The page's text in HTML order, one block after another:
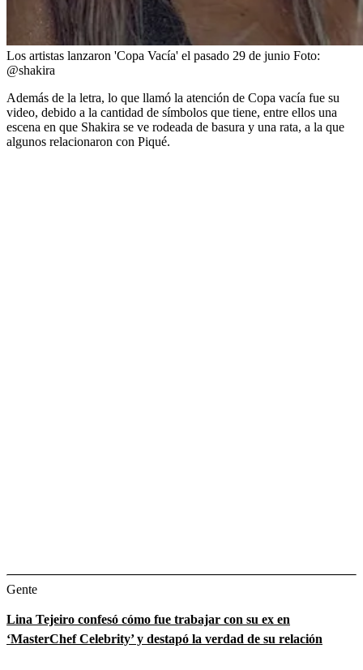
Los artistas lanzaron 'Copa Vacía' el pasado 29 de junio Foto:
@shakira
Además de la letra, lo que llamó la atención de Copa vacía fue su
video, debido a la cantidad de símbolos que tiene, entre ellos una
escena en que Shakira se ve rodeada de basura y una rata, a la que
algunos relacionaron con Piqué.
Gente
Lina Tejeiro confesó cómo fue trabajar con su ex en
‘MasterChef Celebrity’ y destapó la verdad de su relación